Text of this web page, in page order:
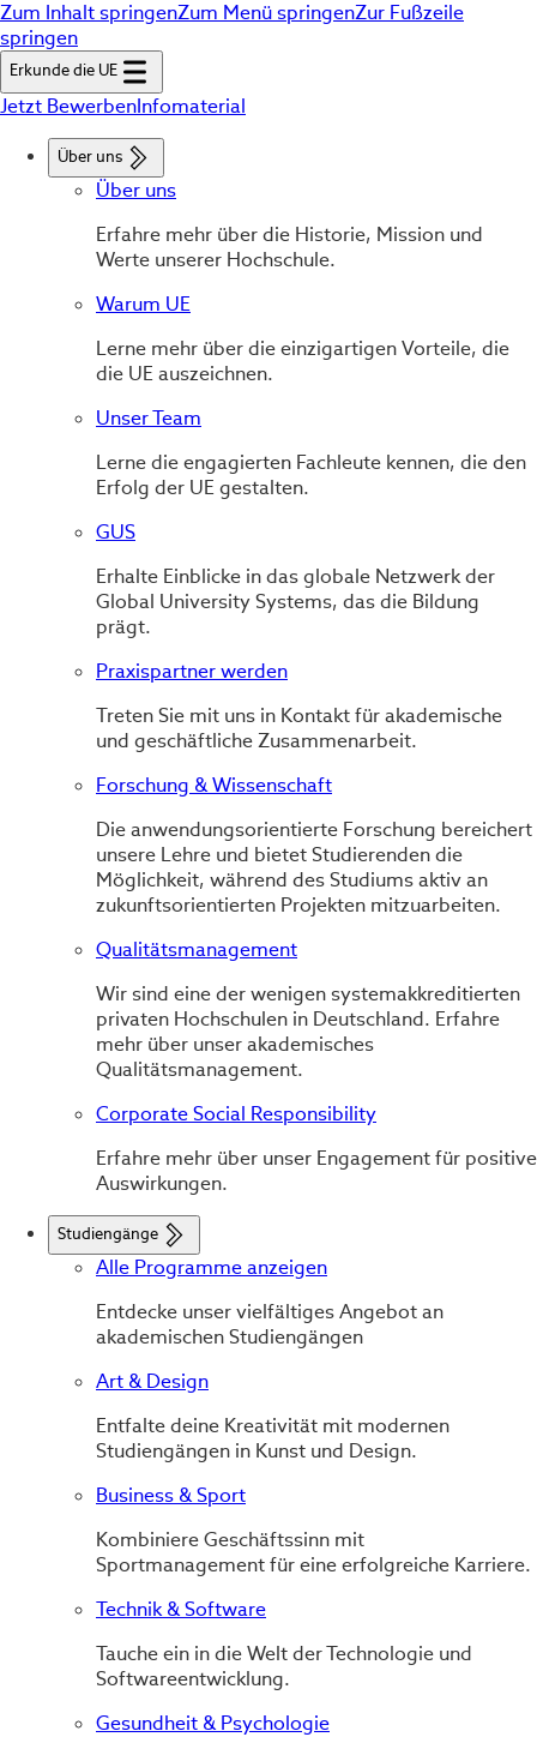
Zum Inhalt springenZum Menü springenZur Fußzeile
springen
Erkunde die UE
Jetzt BewerbenInfomaterial
Über uns
Über uns
Erfahre mehr über die Historie, Mission und
Werte unserer Hochschule.
Warum UE
Lerne mehr über die einzigartigen Vorteile, die
die UE auszeichnen.
Unser Team
Lerne die engagierten Fachleute kennen, die den
Erfolg der UE gestalten.
GUS
Erhalte Einblicke in das globale Netzwerk der
Global University Systems, das die Bildung
prägt.
Praxispartner werden
Treten Sie mit uns in Kontakt für akademische
und geschäftliche Zusammenarbeit.
Forschung & Wissenschaft
Die anwendungsorientierte Forschung bereichert
unsere Lehre und bietet Studierenden die
Möglichkeit, während des Studiums aktiv an
zukunftsorientierten Projekten mitzuarbeiten.
Qualitätsmanagement
Wir sind eine der wenigen systemakkreditierten
privaten Hochschulen in Deutschland. Erfahre
mehr über unser akademisches
Qualitätsmanagement.
Corporate Social Responsibility
Erfahre mehr über unser Engagement für positive
Auswirkungen.
Studiengänge
Alle Programme anzeigen
Entdecke unser vielfältiges Angebot an
akademischen Studiengängen
Art & Design
Entfalte deine Kreativität mit modernen
Studiengängen in Kunst und Design.
Business & Sport
Kombiniere Geschäftssinn mit
Sportmanagement für eine erfolgreiche Karriere.
Technik & Software
Tauche ein in die Welt der Technologie und
Softwareentwicklung.
Gesundheit & Psychologie